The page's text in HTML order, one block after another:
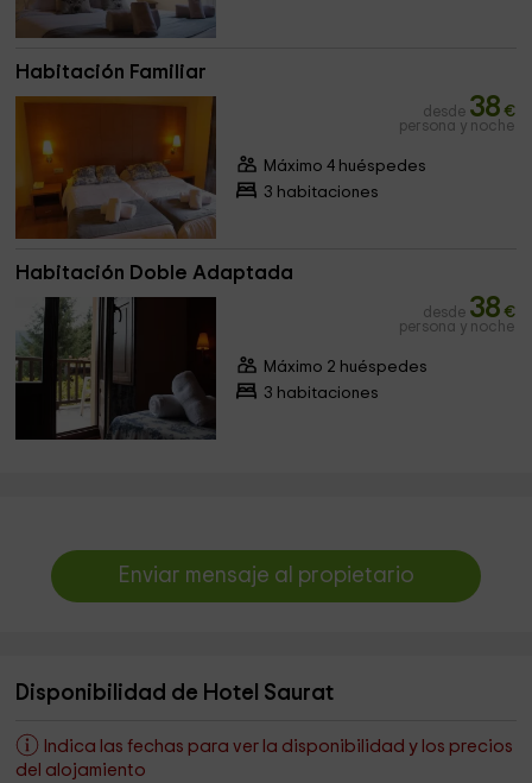
Habitación Familiar
desde 38 €
persona y noche
Máximo 4 huéspedes
3 habitaciones
Habitación Doble Adaptada
desde 38 €
persona y noche
Máximo 2 huéspedes
3 habitaciones
Enviar mensaje al propietario
Disponibilidad de Hotel Saurat
Indica las fechas para ver la disponibilidad y los precios
del alojamiento